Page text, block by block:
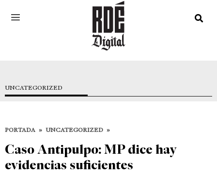
UNCATEGORIZED
PORTADA » UNCATEGORIZED »
Caso Antipulpo: MP dice hay
evidencias suficientes